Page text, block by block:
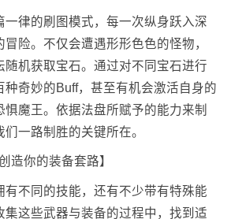
一律的刷图模式，每一次纵身跃入深
险。不仅会遭遇形形色色的怪物，
随机获取宝石。通过对不同宝石进行
种奇妙的Buff，甚至有机会激活自身的
惧魔王。依据法盘所赋予的能力来制
一路制胜的关键所在。
造你的装备套路】
有不同的技能，还有不少带有特殊能
集这些武器与装备的过程中，找到适